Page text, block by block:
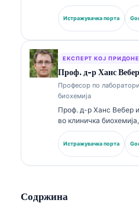
лабораториска
анализа. Има
клиничка хемија и има
Истражувачка порта
ЕКСПЕРТ КОЈ
Проф. д-р Ханс
Професор по
биохемија
Проф. д-р Ханс Вебер
во клиничка
истражување на
претседател на
хемија, тој се
Истражувачка порта
Содржина